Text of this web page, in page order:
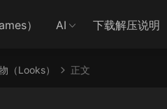
） AI 下载解压说明
（Looks） 正文